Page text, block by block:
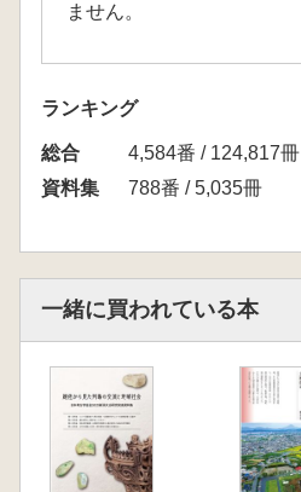
ません。
ランキング
総合
4,584番 / 124,817冊
資料集
788番 / 5,035冊
一緒に買われている本